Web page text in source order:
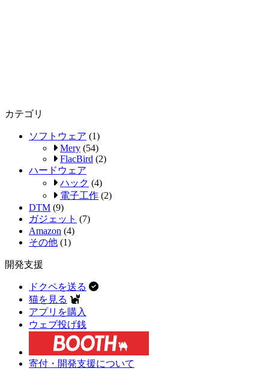
カテゴリ
ソフトウェア (1)
Mery (54)
FlacBird (2)
ハードウェア
ハック (4)
電子工作 (2)
DTM (9)
ガジェット (7)
Amazon (4)
その他 (1)
開発支援
ドクペを送る
猫を見る
アプリを購入
ウェブ投げ銭
寄付・開発支援について